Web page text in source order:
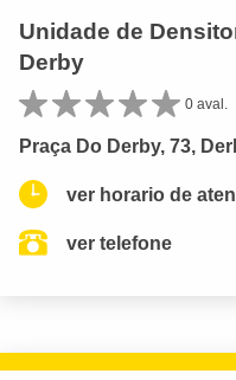
Unidade de
Derby
0 aval.
Praça Do Derby, 73,
ver horario de
ver telefone